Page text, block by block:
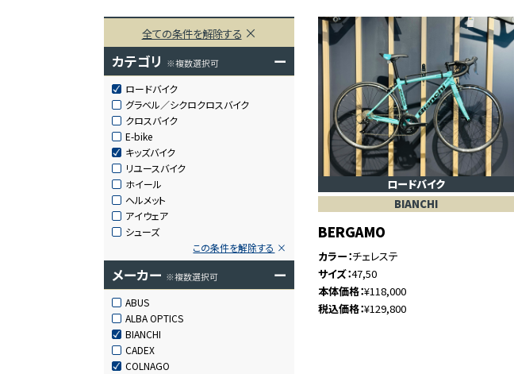
全ての条件を解除する
カテゴリ ※複数選択可 ー
ロードバイク
グラベル／シクロクロスバイク
クロスバイク
E-bike
キッズバイク
リユースバイク
ホイール
ヘルメット
アイウェア
シューズ
この条件を解除する
メーカー ※複数選択可 ー
ABUS
ALBA OPTICS
BIANCHI
CADEX
COLNAGO
ロードバイク
BIANCHI
BERGAMO
カラー チェレステ
サイズ 47,50
本体価格 ¥118,000
税込価格 ¥129,800